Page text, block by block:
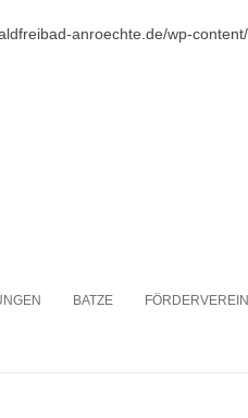
Inhalt
BATZE FÖRDERVEREIN